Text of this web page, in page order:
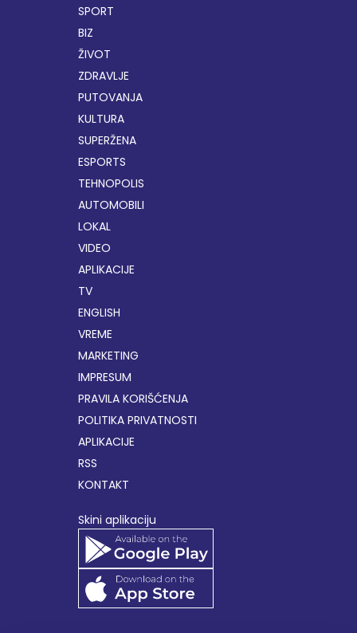
SPORT
BIZ
ŽIVOT
ZDRAVLJE
PUTOVANJA
KULTURA
SUPERŽENA
ESPORTS
TEHNOPOLIS
AUTOMOBILI
LOKAL
VIDEO
APLIKACIJE
TV
ENGLISH
VREME
MARKETING
IMPRESUM
PRAVILA KORIŠĆENJA
POLITIKA PRIVATNOSTI
APLIKACIJE
RSS
KONTAKT
Skini aplikaciju